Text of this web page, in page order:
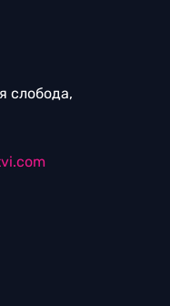
слобода,